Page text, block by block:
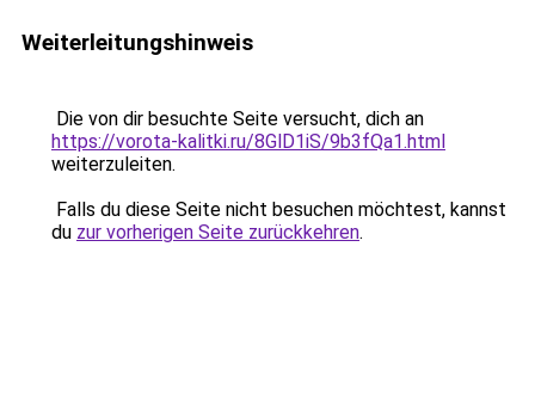
Weiterleitungshinweis
Die von dir besuchte Seite versucht, dich an
https://vorota-kalitki.ru/8GlD1iS/9b3fQa1.html
weiterzuleiten.
Falls du diese Seite nicht besuchen möchtest, kannst
du zur vorherigen Seite zurückkehren.